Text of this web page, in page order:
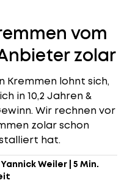
vom
zolar
Kremmen lohnt sich,
in 10,2 Jahren &
Wir rechnen vor
zolar schon
hat.
Yannick Weiler| 5 Min.